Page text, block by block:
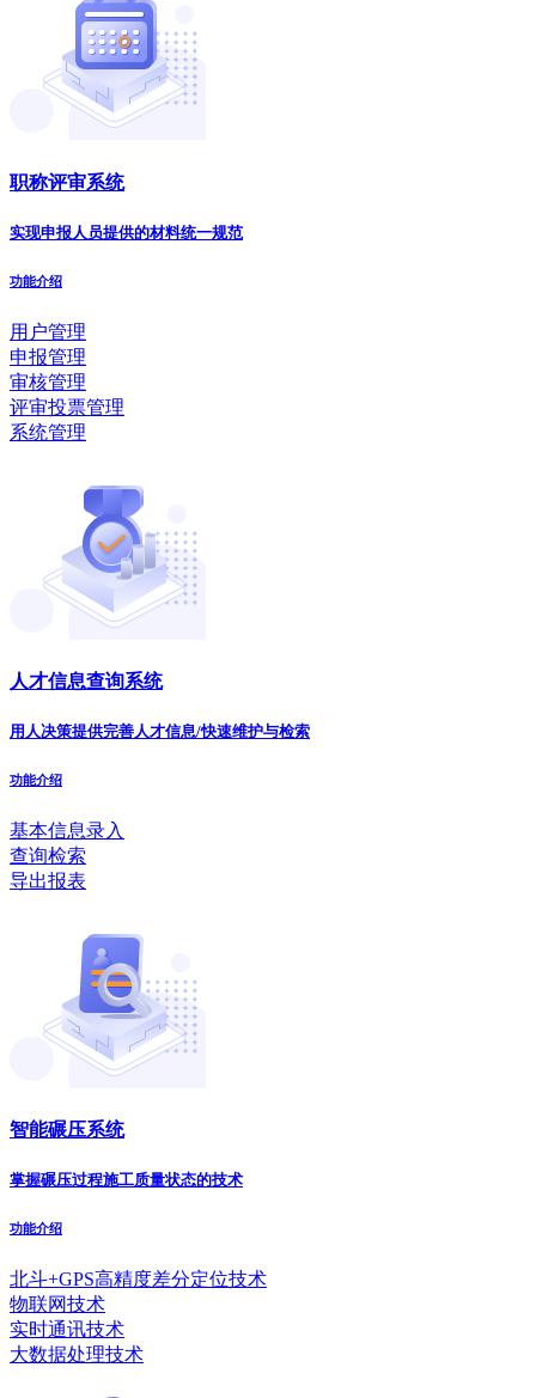
职称评审系统
实现申报人员提供的材料统一规范
功能介绍
用户管理
申报管理
审核管理
评审投票管理
系统管理
人才信息查询系统
用人决策提供完善人才信息/快速维护与检索
功能介绍
基本信息录入
查询检索
导出报表
智能碾压系统
掌握碾压过程施工质量状态的技术
功能介绍
北斗+GPS高精度差分定位技术
物联网技术
实时通讯技术
大数据处理技术